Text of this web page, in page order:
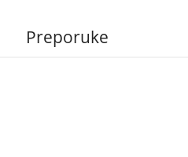
Preporuke